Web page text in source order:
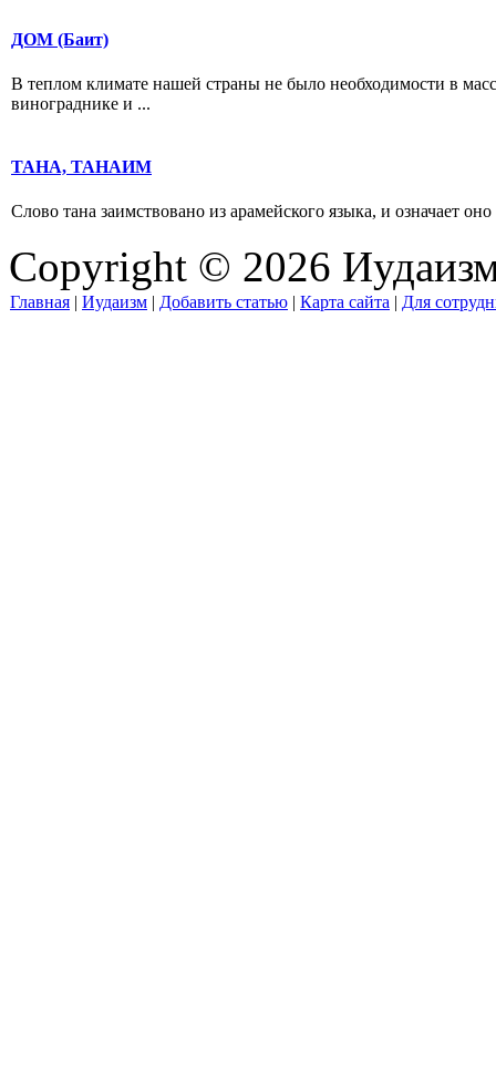
ДОМ (Баит)
В теплом климате нашей страны не было необходимости в
винограднике и ...
ТАНА, ТАНАИМ
Слово тана заимствовано из арамейского языка, и означает
Copyright © 2026
Главная | Иудаизм | Добавить статью | Карта сайта | Для